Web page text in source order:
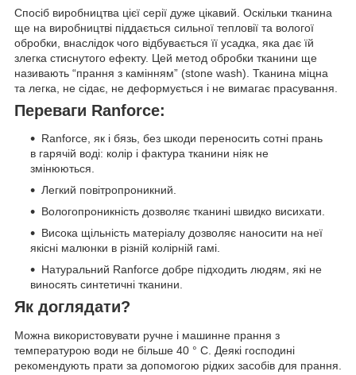
Спосіб виробництва цієї серії дуже цікавий. Оскільки тканина
ще на виробництві піддається сильної тепловії та вологої
обробки, внаслідок чого відбувається її усадка, яка дає їй
злегка стиснутого ефекту. Цей метод обробки тканини ще
називають “прання з камінням” (stone wash). Тканина міцна
та легка, не сідає, не деформується і не вимагає прасування.
Переваги Ranforce:
Ranforce, як і бязь, без шкоди переносить сотні прань
в гарячій воді: колір і фактура тканини ніяк не
змінюються.
Легкий повітропроникний.
Вологопроникність дозволяє тканині швидко висихати.
Висока щільність матеріалу дозволяє наносити на неї
якісні малюнки в різній колірній гамі.
Натуральний Ranforce добре підходить людям, які не
виносять синтетичні тканини.
Як доглядати?
Можна використовувати ручне і машинне прання з
температурою води не більше 40 ° C. Деякі господині
рекомендують прати за допомогою рідких засобів для прання.